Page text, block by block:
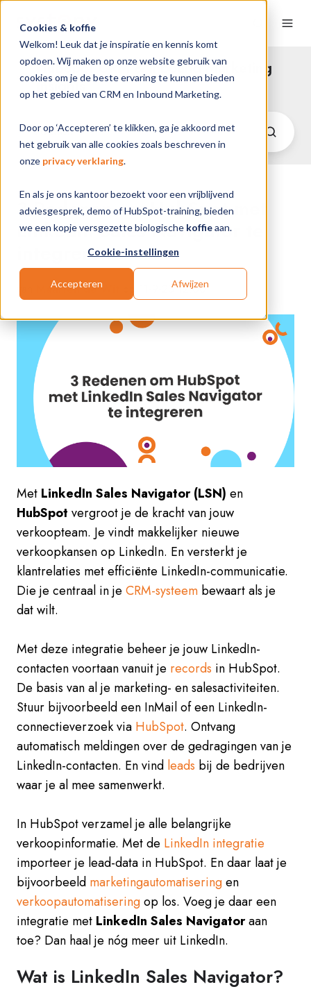
Cookies & koffie
Welkom! Leuk dat je inspiratie en kennis komt
opdoen. Wij maken op onze website gebruik van
cookies om je de beste ervaring te kunnen bieden
op het gebied van CRM en Inbound Marketing.
Door op ‘Accepteren’ te klikken, ga je akkoord met
het gebruik van alle cookies zoals beschreven in
onze privacy verklaring.
En als je ons kantoor bezoekt voor een vrijblijvend
adviesgesprek, demo of HubSpot-training, bieden
we een kopje versgezette biologische koffieaan.
Cookie-instellingen
Accepteren Afwijzen
HubSpot CRM & Inbound Marketing
Insights
3 Redenen om HubSpot met
LinkedIn Sales Navigator te
integreren
Maarten de Wit op 11-9-23 12:00
Met LinkedIn Sales Navigator (LSN) en
HubSpot vergroot je de kracht van jouw
verkoopteam. Je vindt makkelijker nieuwe
verkoopkansen op LinkedIn. En versterkt je
klantrelaties met efficiënte LinkedIn-communicatie.
Die je centraal in je CRM-systeem bewaart als je
dat wilt.
Met deze integratie beheer je jouw LinkedIn-
contacten voortaan vanuit je records in HubSpot.
De basis van al je marketing- en salesactiviteiten.
Stuur bijvoorbeeld een InMail of een LinkedIn-
connectieverzoek via HubSpot. Ontvang
automatisch meldingen over de gedragingen van je
LinkedIn-contacten. En vind leads bij de bedrijven
waar je al mee samenwerkt.
In HubSpot verzamel je alle belangrijke
verkoopinformatie. Met de LinkedIn integratie
importeer je lead-data in HubSpot. En daar laat je
bijvoorbeeld marketingautomatiseringen
verkoopautomatiseringop los. Voeg je daar een
integratie met LinkedIn Sales Navigatoraan
toe? Dan haal je nóg meer uit LinkedIn.
Wat is LinkedIn Sales Navigator?